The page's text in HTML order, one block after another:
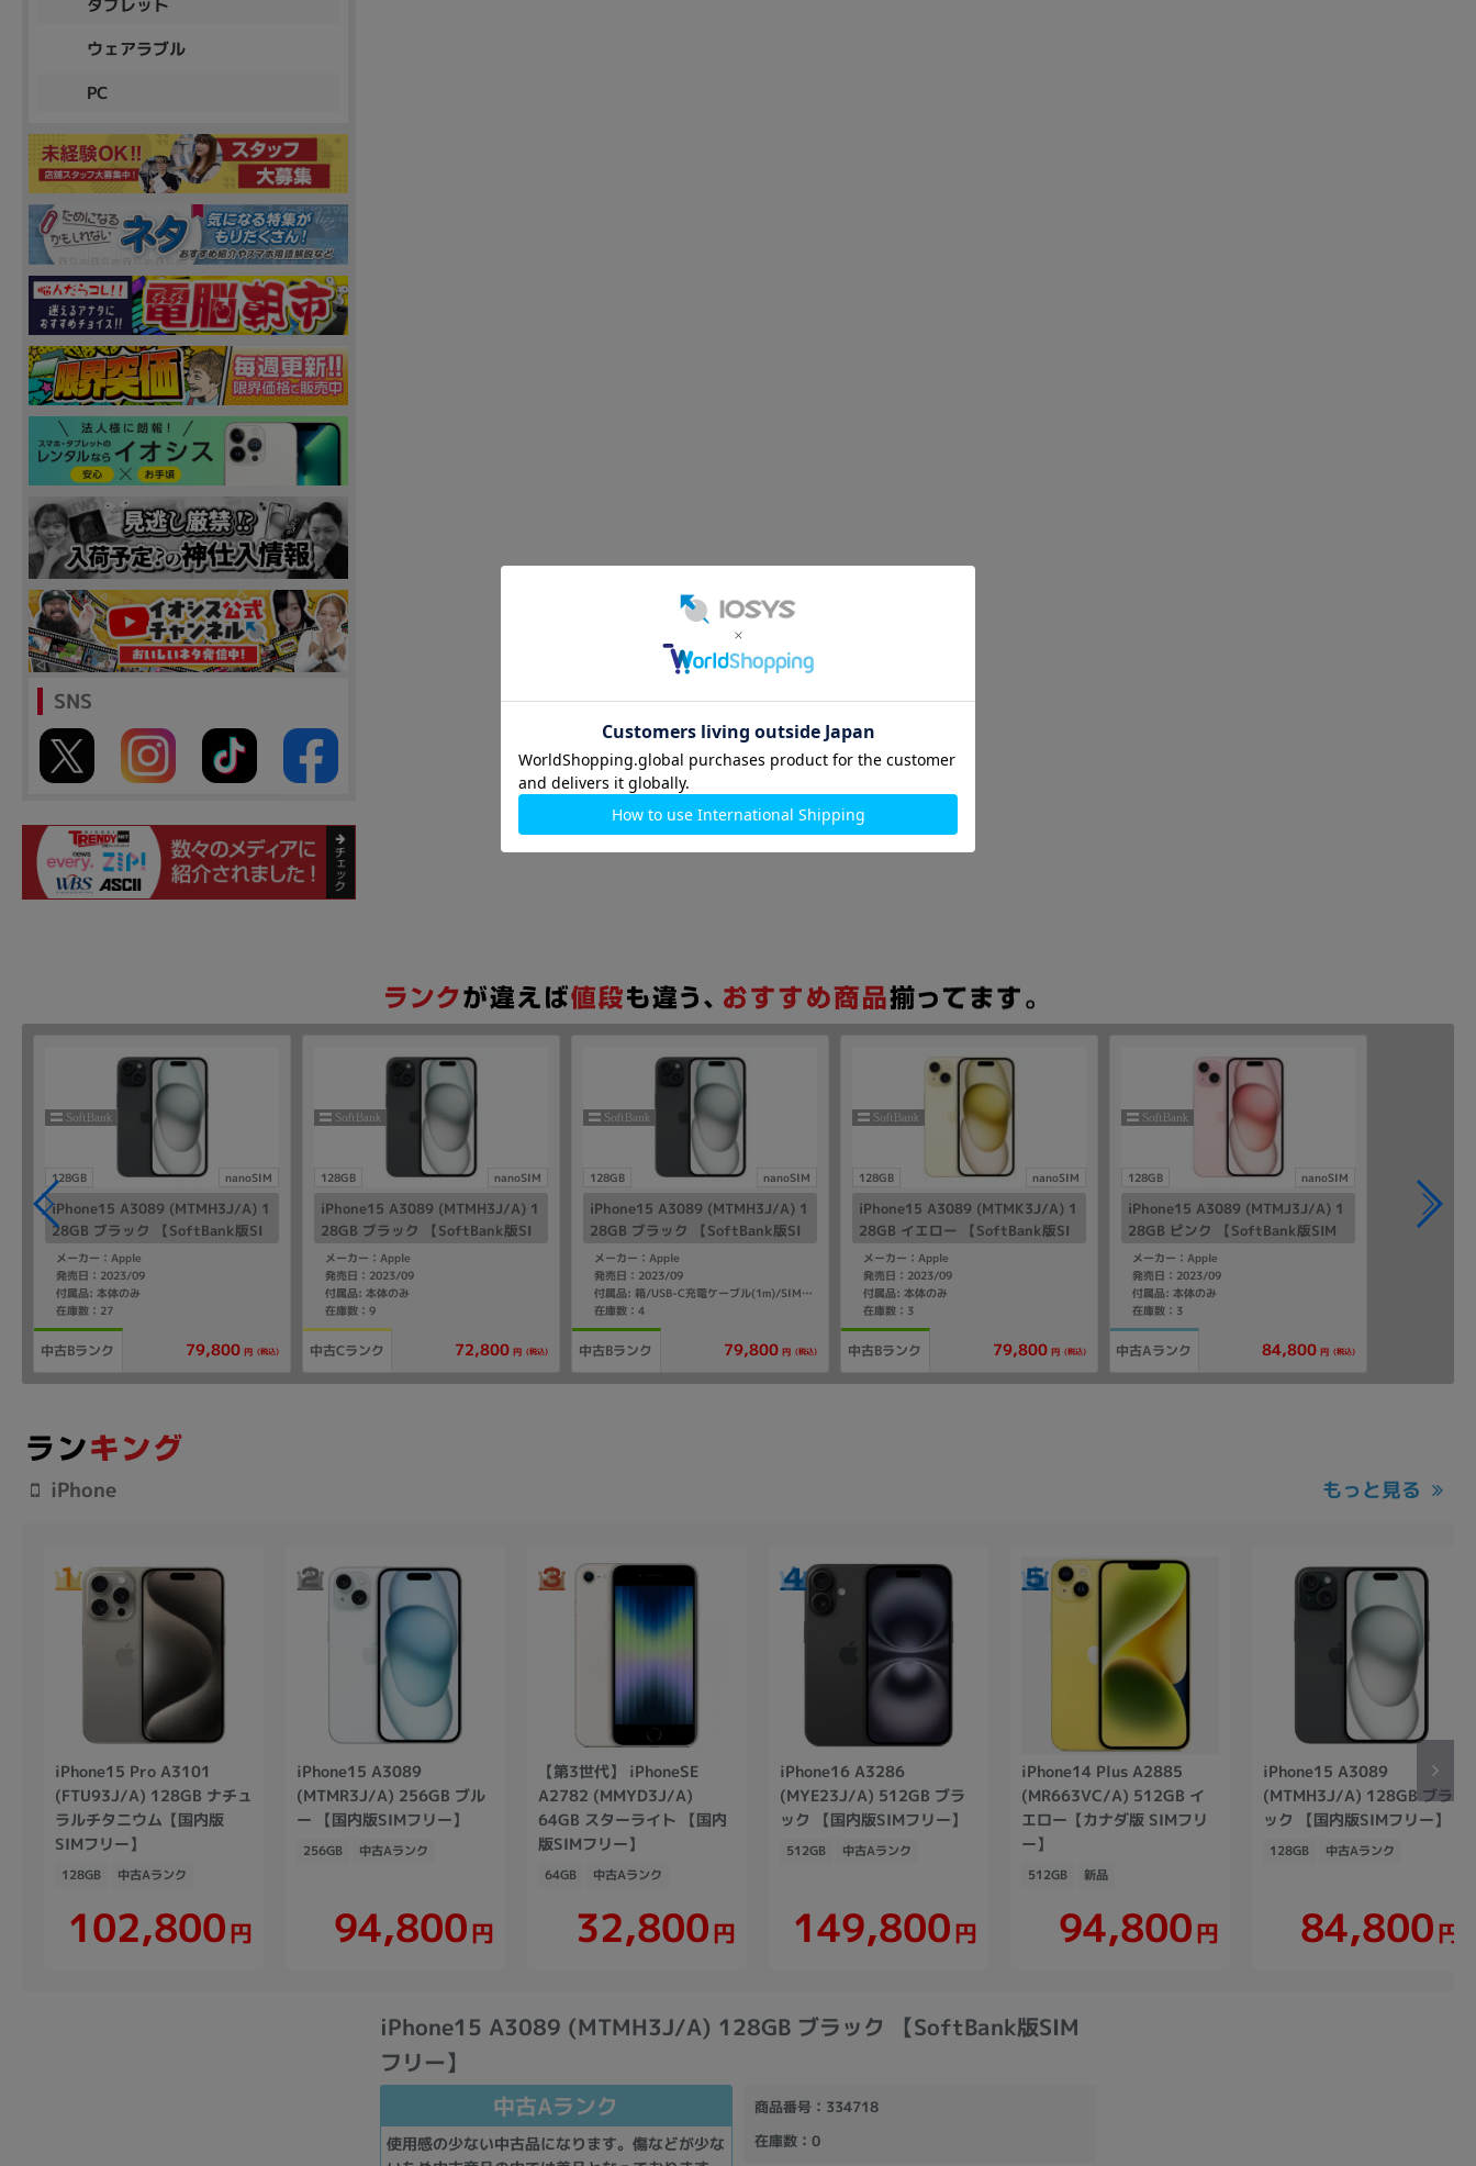
ウェアラブル
PC
SNS
128GB nanoSIM
iPhone15 A3089 (MTMH3J/A) 1
28GB ブラック 【SoftBank版SI
Mフリー】
メーカー：Apple
発売日：2023/09
付属品: 本体のみ
在庫数：27
中古Bランク 79,800 円 (税込)
128GB nanoSIM
iPhone15 A3089 (MTMH3J/A) 1
28GB ブラック 【SoftBank版SI
Mフリー】
メーカー：Apple
発売日：2023/09
付属品: 本体のみ
在庫数：9
中古Cランク 72,800 円 (税込)
128GB nanoSIM
iPhone15 A3089 (MTMH3J/A) 1
28GB ブラック 【SoftBank版SI
Mフリー】
メーカー：Apple
発売日：2023/09
付属品: 箱/USB-C充電ケーブル(1m)/SIMカードツール/マニュアル
在庫数：4
中古Bランク 79,800 円 (税込)
128GB nanoSIM
iPhone15 A3089 (MTMK3J/A) 1
28GB イエロー 【SoftBank版SI
Mフリー】
メーカー：Apple
発売日：2023/09
付属品: 本体のみ
在庫数：3
中古Bランク 79,800 円 (税込)
128GB nanoSIM
iPhone15 A3089 (MTMJ3J/A) 1
28GB ピンク 【SoftBank版SIM
フリー】
メーカー：Apple
発売日：2023/09
付属品: 本体のみ
在庫数：3
中古Aランク 84,800 円 (税込)
iPhone もっと見る
iPhone15 Pro A3101
(FTU93J/A) 128GB ナチュ
ラルチタニウム【国内版
SIMフリー】
128GB 中古Aランク
102,800円
iPhone15 A3089
(MTMR3J/A) 256GB ブル
ー 【国内版SIMフリー】
256GB 中古Aランク
94,800円
【第3世代】 iPhoneSE
A2782 (MMYD3J/A)
64GB スターライト 【国内
版SIMフリー】
64GB 中古Aランク
32,800円
iPhone16 A3286
(MYE23J/A) 512GB ブラ
ック 【国内版SIMフリー】
512GB 中古Aランク
149,800円
iPhone14 Plus A2885
(MR663VC/A) 512GB イ
エロー【カナダ版 SIMフリ
ー】
512GB 新品
94,800円
iPhone15 A3089
(MTMH3J/A) 128GB ブラ
ック 【国内版SIMフリー】
128GB 中古Aランク
84,800円
iPhone15 A3089 (MTMH3J/A) 128GB ブラック 【SoftBank版SIM
フリー】
中古Aランク
使用感の少ない中古品になります。傷などが少な
商品番号：334718
在庫数：0